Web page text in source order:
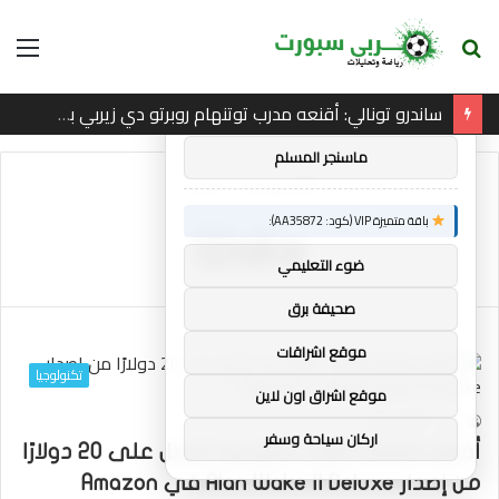
بحث
ساندرو تونالي: أقنعه مدرب توتنهام روبرتو دي زيربي بسرعة بالتوقيع
الرئيسية/
Wake
Wake
تكنولوجيا
mrabi
أفضل صفقة ألعاب الفيديو: احصل على 20 دولارًا
من إصدار Alan Wake II Deluxe في Amazon
توصيات :
باقة متميزة VIP (كود: AA26790):
ماسنجر المسلم
باقة متميزة VIP (كود: AA35872):
ضوء التعليمي
صحيفة برق
موقع اشراقات
موقع اشراق اون لاين
اركان سياحة وسفر